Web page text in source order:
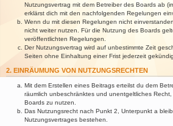
Nutzungsvertrag mit dem Betreiber des Boards ab
erklärst dich mit den nachfolgenden Regelungen
Wenn du mit diesen Regelungen nicht
nicht weiter nutzen. Für die Nutzung des Boards
veröffentlichten Regelungen.
Der Nutzungsvertrag wird auf unbestimmte Zeit
Seiten ohne Einhaltung einer Frist jederzeit
2. EINRÄUMUNG VON NUTZUNGSRECHTEN
Mit dem Erstellen eines Beitrags erteilst du dem
räumlich unbeschränktes und unentgeltliches
Boards zu nutzen.
Das Nutzungsrecht nach Punkt 2, Unterpunkt a
Nutzungsvertrages bestehen.